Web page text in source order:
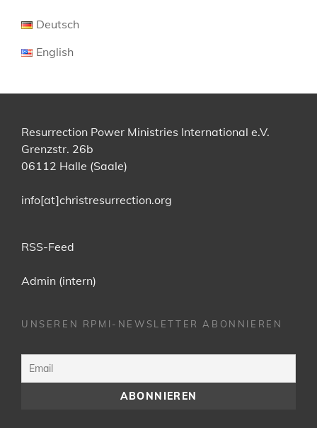
Deutsch
English
Resurrection Power Ministries International e.V.
Grenzstr. 26b
06112 Halle (Saale)
info[at]christresurrection.org
RSS-Feed
Admin (intern)
UNSEREN RPMI-NEWSLETTER ABONNIEREN